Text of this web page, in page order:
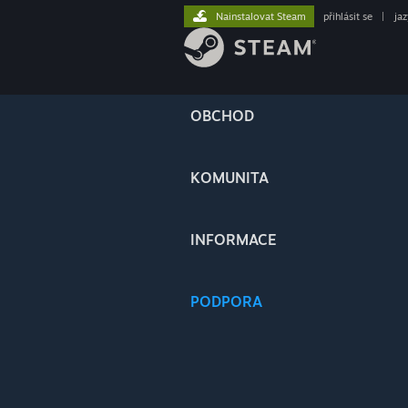
OBCHOD
KOMUNITA
INFORMACE
PODPORA
Nainstalovat Steam přihlásit se